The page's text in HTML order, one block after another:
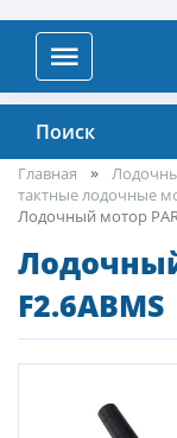
Поиск
Главная
тактные лодочные
Лодочный мотор
F2.6ABMS